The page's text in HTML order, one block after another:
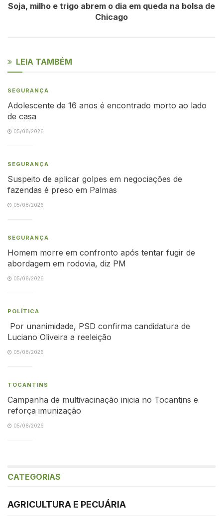
Soja, milho e trigo abrem o dia em queda na bolsa de
Chicago
LEIA TAMBÉM
SEGURANÇA
Adolescente de 16 anos é encontrado morto ao lado
de casa
05/08/2026
SEGURANÇA
Suspeito de aplicar golpes em negociações de
fazendas é preso em Palmas
05/08/2026
SEGURANÇA
Homem morre em confronto após tentar fugir de
abordagem em rodovia, diz PM
05/08/2026
POLÍTICA
Por unanimidade, PSD confirma candidatura de
Luciano Oliveira a reeleição
05/08/2026
TOCANTINS
Campanha de multivacinação inicia no Tocantins e
reforça imunização
05/08/2026
CATEGORIAS
AGRICULTURA E PECUÁRIA